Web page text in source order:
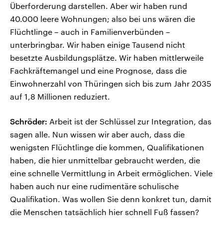
Überforderung darstellen. Aber wir haben rund
40.000 leere Wohnungen; also bei uns wären die
Flüchtlinge – auch in Familienverbünden –
unterbringbar. Wir haben einige Tausend nicht
besetzte Ausbildungsplätze. Wir haben mittlerweile
Fachkräftemangel und eine Prognose, dass die
Einwohnerzahl von Thüringen sich bis zum Jahr 2035
auf 1,8 Millionen reduziert.
Schröder: Arbeit ist der Schlüssel zur Integration, das
sagen alle. Nun wissen wir aber auch, dass die
wenigsten Flüchtlinge die kommen, Qualifikationen
haben, die hier unmittelbar gebraucht werden, die
eine schnelle Vermittlung in Arbeit ermöglichen. Viele
haben auch nur eine rudimentäre schulische
Qualifikation. Was wollen Sie denn konkret tun, damit
die Menschen tatsächlich hier schnell Fuß fassen?